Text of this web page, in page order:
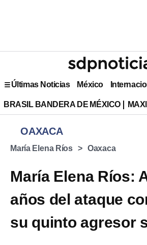
Últimas Noticias México
BRASIL BANDERA DE MÉXICO
OAXACA
María Elena Ríos Oaxaca
María Elena Ríos:
años del ataque
su quinto agresor